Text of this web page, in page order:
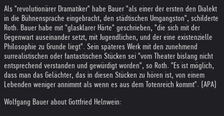
Als "revolutionärer Dramatiker" habe Bauer "als einer der ersten den Dialekt
in die Bühnensprache eingebracht, den städtischen Umgangston", schilderte
Roth. Bauer habe mit "glasklarer Härte" geschrieben, "die sich mit der
Gegenwart auseinander setzt, mit Jugendlichen, und der eine existenzielle
Philosophie zu Grunde liegt". Sein späteres Werk mit den zunehmend
surrealistischen oder fantastischen Stücken sei "vom Theater bislang nicht
entsprechend verstanden und gewürdigt worden", so Roth. "Es ist möglich,
dass man das Gelächter, das in diesen Stücken zu hören ist, von einem
Lebenden weniger annimmt als wenn es aus dem Totenreich kommt". (APA)
Wolfgang Bauer about Gottfried Helnwein: